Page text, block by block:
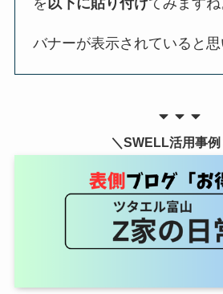
を以下に貼り付けてみますね
バナーが表示されていると思
＼SWELL活用事